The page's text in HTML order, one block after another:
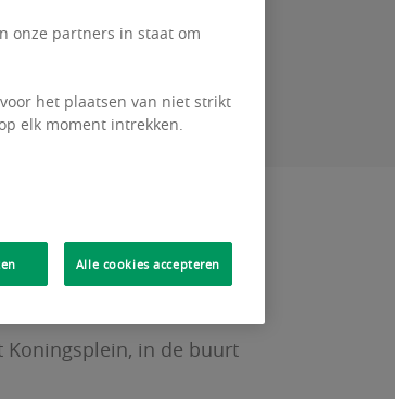
Koningsplein, in de buurt
onze partners in staat om
het plaatsen van niet strikt
elk moment intrekken.
Alle cookies accepteren